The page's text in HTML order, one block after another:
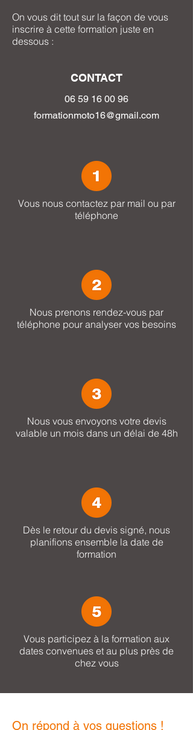
On vous dit tout sur la façon de vous
inscrire à cette formation juste en
dessous :
CONTACT
06 59 16 00 96
formationmoto16@gmail.com
Vous nous contactez par mail ou par
téléphone
Nous prenons rendez-vous par
téléphone pour analyser vos besoins
Nous vous envoyons votre devis
valable un mois dans un délai de 48h
Dès le retour du devis signé, nous
planifions ensemble la date de
formation
Vous participez à la formation aux
dates convenues et au plus près de
chez vous
On répond à vos questions !